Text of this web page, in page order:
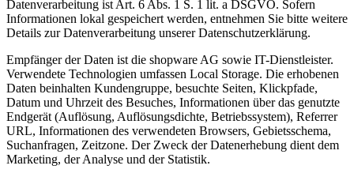
Datenverarbeitung ist Art. 6 Abs. 1 S. 1 lit. a DSGVO. Sofern
Informationen lokal gespeichert werden, entnehmen Sie bitte weitere
Details zur Datenverarbeitung unserer Datenschutzerklärung.
Empfänger der Daten ist die shopware AG sowie IT-Dienstleister.
Verwendete Technologien umfassen Local Storage. Die erhobenen
Daten beinhalten Kundengruppe, besuchte Seiten, Klickpfade,
Datum und Uhrzeit des Besuches, Informationen über das genutzte
Endgerät (Auflösung, Auflösungsdichte, Betriebssystem), Referrer
URL, Informationen des verwendeten Browsers, Gebietsschema,
Suchanfragen, Zeitzone. Der Zweck der Datenerhebung dient dem
Marketing, der Analyse und der Statistik.